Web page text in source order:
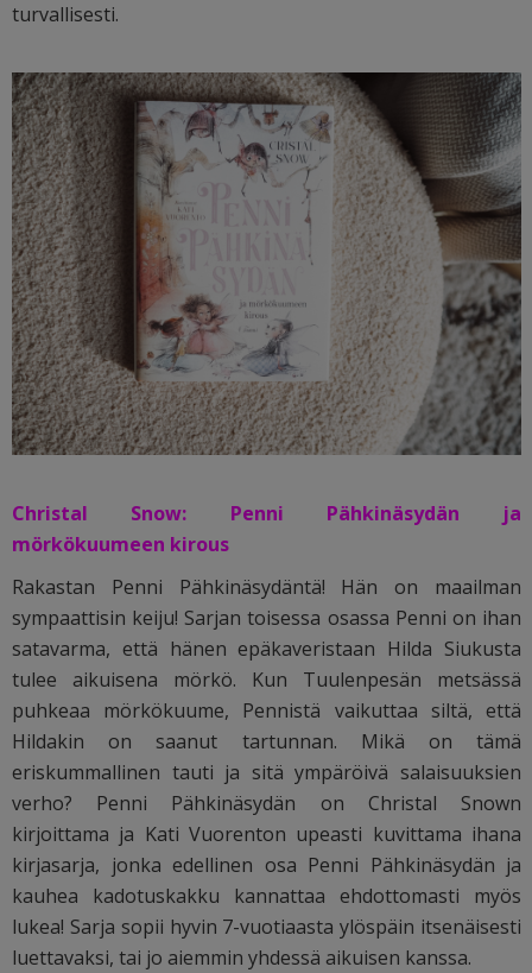
turvallisesti.
Christal Snow: Penni Pähkinäsydän ja
mörkökuumeen kirous
Rakastan Penni Pähkinäsydäntä! Hän on maailman
sympaattisin keiju! Sarjan toisessa osassa Penni on ihan
satavarma, että hänen epäkaveristaan Hilda Siukusta
tulee aikuisena mörkö. Kun Tuulenpesän metsässä
puhkeaa mörkökuume, Pennistä vaikuttaa siltä, että
Hildakin on saanut tartunnan. Mikä on tämä
eriskummallinen tauti ja sitä ympäröivä salaisuuksien
verho? Penni Pähkinäsydän on Christal Snown
kirjoittama ja Kati Vuorenton upeasti kuvittama ihana
kirjasarja, jonka edellinen osa Penni Pähkinäsydän ja
kauhea kadotuskakku kannattaa ehdottomasti myös
lukea! Sarja sopii hyvin 7-vuotiaasta ylöspäin itsenäisesti
luettavaksi, tai jo aiemmin yhdessä aikuisen kanssa.